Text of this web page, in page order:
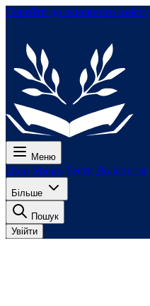
Перейти до основного вмісту
Меню
Ціни Уроки Тести До іспитів
Більше
Пошук
Увійти